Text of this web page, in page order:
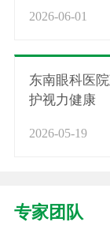
2026-06-01
东南眼科医
护视力健康
2026-05-19
专家团队